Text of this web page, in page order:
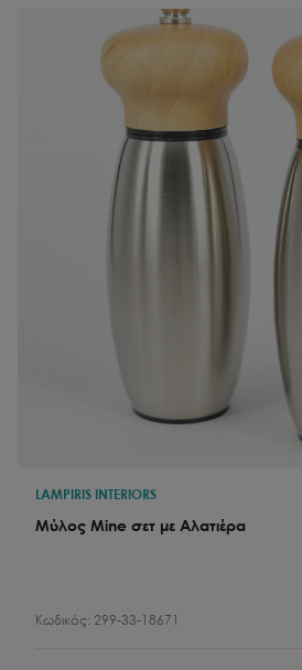
LAMPIRIS INTERIORS
Μύλος Mine σετ με Αλατιέρα
Κωδικός: 299-33-18671